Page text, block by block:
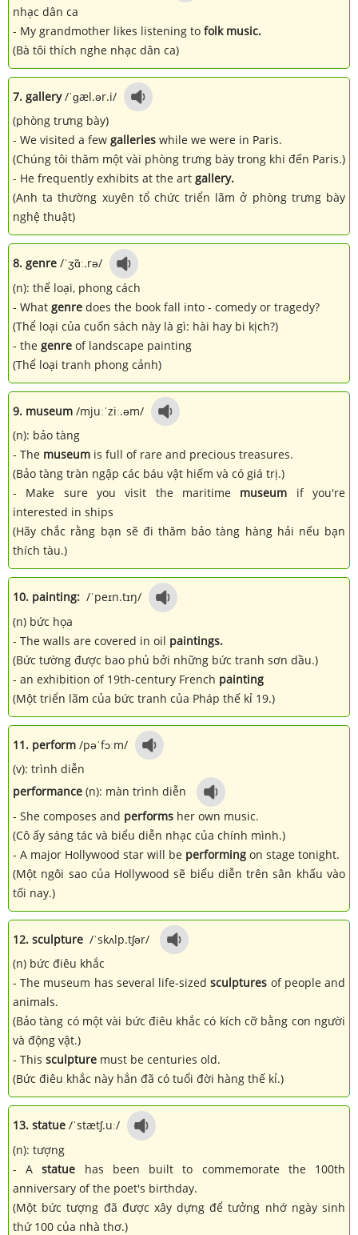
nhạc dân ca
- My grandmother likes listening to folk music.
(Bà tôi thích nghe nhạc dân ca)
7. gallery/ˈɡæl.ər.i/
(phòng trưng bày)
- We visited a few galleries while we were in Paris.
(Chúng tôi thăm một vài phòng trưng bày trong khi đến Paris.)
- He frequently exhibits at the art gallery.
(Anh ta thường xuyên tổ chức triển lãm ở phòng trưng bày
nghệ thuật)
8. genre /ˈʒɑ̃ː.rə/
(n): thể loại, phong cách
- What genre does the book fall into - comedy or tragedy?
(Thể loại của cuốn sách này là gì: hài hay bi kịch?)
- the genre of landscape painting
(Thể loại tranh phong cảnh)
9. museum /mjuːˈziː.əm/
(n): bảo tàng
- The museum is full of rare and precious treasures.
(Bảo tàng tràn ngập các báu vật hiếm và có giá trị.)
- Make sure you visit the maritime museum if you're
interested in ships
(Hãy chắc rằng bạn sẽ đi thăm bảo tàng hàng hải nếu bạn
thích tàu.)
10. painting: /ˈpeɪn.tɪŋ/
(n) bức họa
- The walls are covered in oil paintings.
(Bức tường được bao phủ bởi những bức tranh sơn dầu.)
- an exhibition of 19th-century French painting
(Một triển lãm của bức tranh của Pháp thế kỉ 19.)
11. perform /pəˈfɔːm/
(v): trình diễn
performance (n): màn trình diễn
- She composes and performs her own music.
(Cô ấy sáng tác và biểu diễn nhạc của chính mình.)
- A major Hollywood star will be performing on stage tonight.
(Một ngôi sao của Hollywood sẽ biểu diễn trên sân khấu vào
tối nay.)
12. sculpture /ˈskʌlp.tʃər/
(n) bức điêu khắc
- The museum has several life-sizedsculptures of people and
animals.
(Bảo tàng có một vài bức điêu khắc có kích cỡ bằng con người
và động vật.)
- This sculpture must be centuries old.
(Bức điêu khắc này hẳn đã có tuổi đời hàng thế kỉ.)
13. statue /ˈstætʃ.uː/
(n): tượng
- Astatue has been built to commemorate the 100th
anniversary of the poet's birthday.
(Một bức tượng đã được xây dựng để tưởng nhớ ngày sinh
thứ 100 của nhà thơ.)